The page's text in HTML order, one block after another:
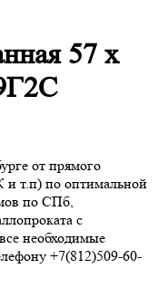
57 х
от прямого
т.п) по оптимальной
по СПб,
с
необходимые
+7(812)509-60-